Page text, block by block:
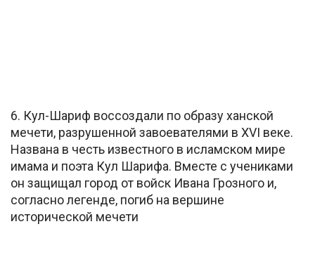
6. Кул-Шариф воссоздали по образу ханской
мечети, разрушенной завоевателями в XVI веке.
Названа в честь известного в исламском мире
имама и поэта Кул Шарифа. Вместе с учениками
он защищал город от войск Ивана Грозного и,
согласно легенде, погиб на вершине
исторической мечети